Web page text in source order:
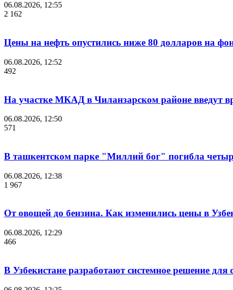
06.08.2026, 12:55
2 162
Цены на нефть опустились ниже 80 долларов на
06.08.2026, 12:52
492
На участке МКАД в Чиланзарском районе введут
06.08.2026, 12:50
571
В ташкентском парке "Миллий бог" погибла
06.08.2026, 12:38
1 967
От овощей до бензина. Как изменились цены в
06.08.2026, 12:29
466
В Узбекистане разработают системное решение